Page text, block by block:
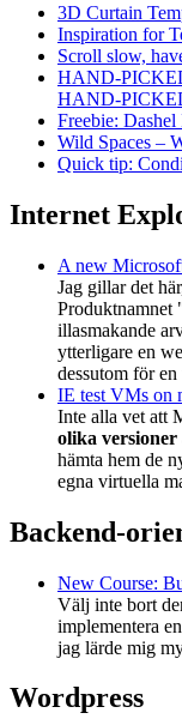
3D Curtain
Inspiration for
Scroll slow,
HAND-
HAND-
Freebie:
Wild Spaces –
Quick tip:
Internet
A new
Jag gillar det
Produktnamnet
illasmakande
ytterligare en
dessutom för
IE test VMs on
Inte alla vet att
olika
hämta hem de
egna virtuella
Backend-
New Course:
Välj inte bort
implementera
jag lärde mig
Wordpress